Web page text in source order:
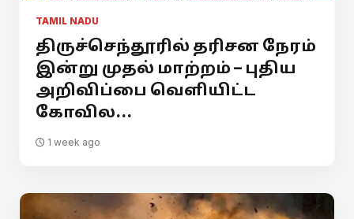
TAMIL NADU
திருச்செந்தூரில் தரிசன நேரம்
இன்று முதல் மாற்றம் – புதிய
அறிவிப்பை வெளியிட்ட
கோவில...
1 week ago